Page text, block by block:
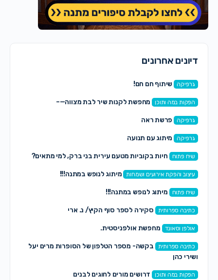
דיונים אחרונים
גרפיקה שיתוף חם חם!
הפקות במה ותוכן מחפשת לקנות שיר לבת מצווה—–
גרפיקה פרשת ראה
גרפיקה מיתוג עם תנועה
שיח פתוח חיות בקוביות מטעם עירית בני ברק, למי מתאים?
עיצוב והפקת אירועים ושמחות מיתוג לנופש במתנה!!!
שיח פתוח מיתוג לנופש במתנה!!!
כתיבה ספרותית סקירה לספר סוף הקיץ/ נ. ארי
אולפן וסאונד מחפשת אולפניסטית.
כתיבה ספרותית
בקשה- מספר הטלפון של הסופרות מרים יעל
ושירי כהן
הפקות במה ותוכן דרושים מורים לחוגים לבנים